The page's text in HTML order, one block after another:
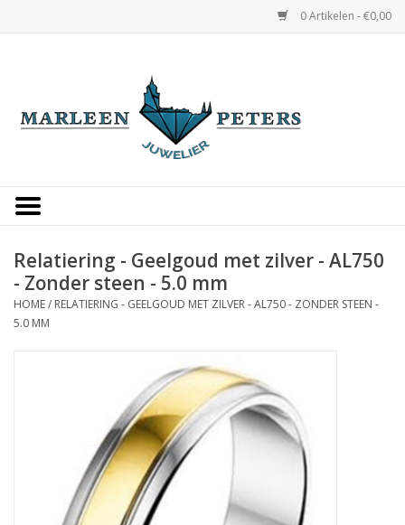
0 Artikelen - €0,00
Occasions
Merken
Cadeaukaarten
Relatiering - Geelgoud met zilver - AL750
- Zonder steen - 5.0 mm
HOME/ RELATIERING - GEELGOUD MET ZILVER - AL750 - ZONDER STEEN -
5.0 MM